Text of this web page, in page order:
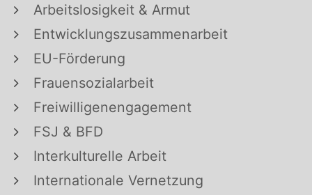
Arbeitslosigkeit & Armut
Entwicklungszusammenarbeit
EU-Förderung
Frauensozialarbeit
Freiwilligenengagement
FSJ & BFD
Interkulturelle Arbeit
Internationale Vernetzung